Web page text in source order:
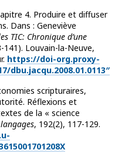
4. Produire et diffuser
Dans : Geneviève
TIC: Chronique d’une
141). Louvain-la-Neuve,
https://doi-org.proxy-
dbu.jacqu.2008.01.0113″
scripturaires,
Réflexions et
de la « science
, 192(2), 117-129.